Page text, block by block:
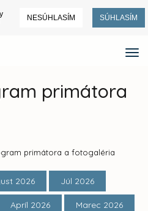
NESÚHLASÍM SÚHLASÍM
primátora
primátora a fotogaléria
2026 Júl 2026
Apríl 2026 Marec 2026